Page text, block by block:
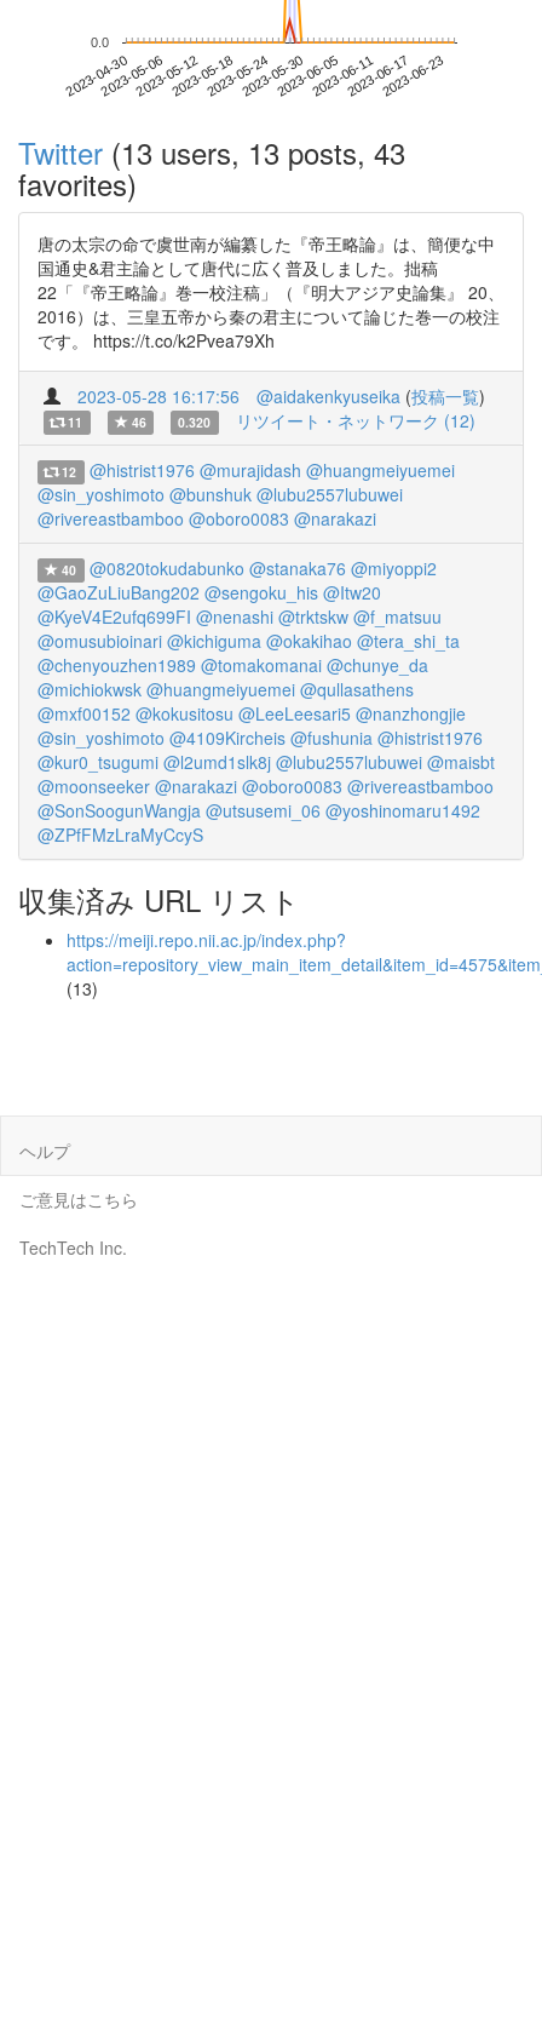
2023-04-302023-05-062023-05-122023-05-182023-05-242023-05-302023-06-052023-06-112023-06-172023-06-23
0.0
Twitter (13 users, 13 posts, 43
favorites)
唐の太宗の命で虞世南が編纂した『帝王略論』は、簡便な中
国通史&君主論として唐代に広く普及しました。拙稿
22「『帝王略論』巻一校注稿」（『明大アジア史論集』 20、
2016）は、三皇五帝から秦の君主について論じた巻一の校注
です。 https://t.co/k2Pvea79Xh
2023-05-28 16:17:56 @aidakenkyuseika (投稿一覧)
11 46 0.320 リツイート・ネットワーク (12)
12 @histrist1976 @murajidash @huangmeiyuemei
@sin_yoshimoto @bunshuk @lubu2557lubuwei
@rivereastbamboo @oboro0083 @narakazi
40 @0820tokudabunko @stanaka76 @miyoppi2
@GaoZuLiuBang202 @sengoku_his @Itw20
@KyeV4E2ufq699FI @nenashi @trktskw @f_matsuu
@omusubioinari @kichiguma @okakihao @tera_shi_ta
@chenyouzhen1989 @tomakomanai @chunye_da
@michiokwsk @huangmeiyuemei @qullasathens
@mxf00152 @kokusitosu @LeeLeesari5 @nanzhongjie
@sin_yoshimoto @4109Kircheis @fushunia @histrist1976
@kur0_tsugumi @l2umd1slk8j @lubu2557lubuwei @maisbt
@moonseeker @narakazi @oboro0083 @rivereastbamboo
@SonSoogunWangja @utsusemi_06 @yoshinomaru1492
@ZPfFMzLraMyCcyS
収集済み URL リスト
https://meiji.repo.nii.ac.jp/index.php?
(13)
ヘルプ
ご意見はこちら
TechTech Inc.